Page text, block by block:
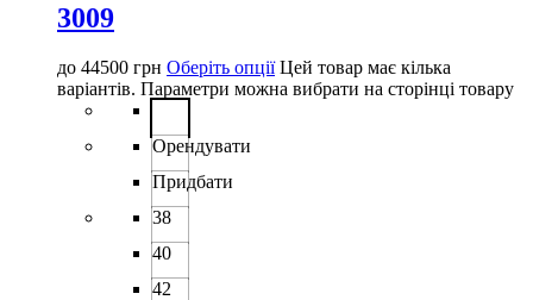
3009
до 44500 грн Оберіть опції Цей товар має кілька
варіантів. Параметри можна вибрати на сторінці товару
Орендувати
Придбати
38
40
42